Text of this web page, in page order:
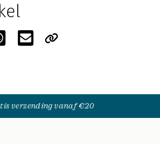
verzending vanaf €20